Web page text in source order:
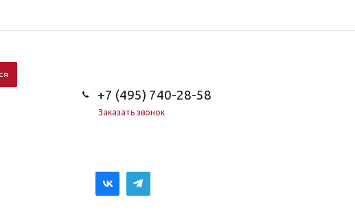
+7 (495) 740-28-58
Заказать звонок